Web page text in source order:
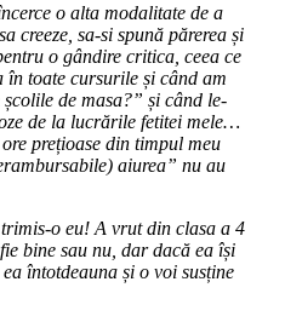
o alta modalitate de a
creeze, sa-si spună părerea și
o gândire critica, ceea ce
în toate cursurile și când am
de masa?” și când le-
de la lucrările fetitei mele…
prețioase din timpul meu
aiurea” nu au
o eu! A vrut din clasa a 4
bine sau nu, dar dacă ea își
întotdeauna și o voi susține